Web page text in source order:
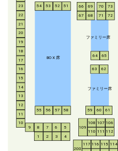
BO X 席
ファミリー席
ファミリー席
1 2 3 4
5
6
7
8
9
10
11
12
13
14
15
16
17
18
19
20
21
22
23 51
52
53
54
55 56 57 58 59 60 61
62
63
64 65
66
67
68
69
70
71
72
73
106
107
108
109
110 111 112
114
115
116
117
200